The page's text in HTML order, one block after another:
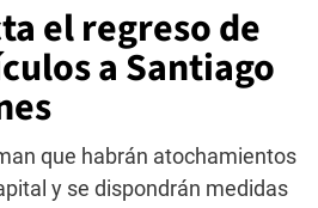
el regreso de
a Santiago
que habrán atochamientos
y se dispondrán medidas